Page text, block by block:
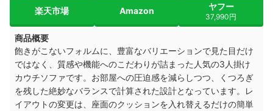
楽天市場 Amazon ヤフー
37,990円
商品概要
飽きがこないフォルムに、豊富なバリエーションで見た目だけ
ではなく、質感や機能へのこだわりが詰まった人気の3人掛け
カウチソファです。お部屋への圧迫感を減らしつつ、くつろぎ
を残した絶妙なバランスで計算された設計となっています。レ
イアウトの変更は、座面のクッションを入れ替えるだけの簡単